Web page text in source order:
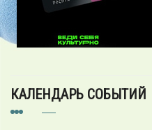
КАЛЕНДАРЬ СОБЫТИЙ